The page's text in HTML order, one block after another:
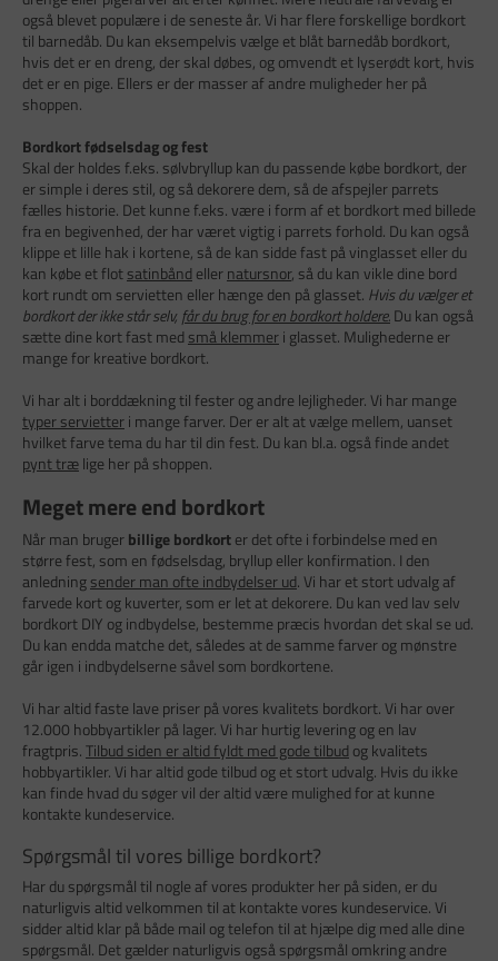
også blevet populære i de seneste år. Vi har flere forskellige bordkort
til barnedåb. Du kan eksempelvis vælge et blåt barnedåb bordkort,
hvis det er en dreng, der skal døbes, og omvendt et lyserødt kort, hvis
det er en pige. Ellers er der masser af andre muligheder her på
shoppen.
Bordkort fødselsdag og fest
Skal der holdes f.eks. sølvbryllup kan du passende købe bordkort, der
er simple i deres stil, og så dekorere dem, så de afspejler parrets
fælles historie. Det kunne f.eks. være i form af et bordkort med billede
fra en begivenhed, der har været vigtig i parrets forhold. Du kan også
klippe et lille hak i kortene, så de kan sidde fast på vinglasset eller du
kan købe et flotsatinbånd ellernatursnor, så du kan vikle dine bord
kort rundt om servietten eller hænge den på glasset. Hvis du vælger et
bordkort der ikke står selv, får du brug for en bordkort holdere.Du kan også
sætte dine kort fast med små klemmeri glasset. Mulighederne er
mange for kreative bordkort.
Vi har alt i borddækning til fester og andre lejligheder. Vi har mange
typer servietteri mange farver. Der er alt at vælge mellem, uanset
hvilket farve tema du har til din fest. Du kan bl.a. også finde andet
pynt trælige her på shoppen.
Meget mere end bordkort
Når man brugerbillige bordkorter det ofte i forbindelse med en
større fest, som en fødselsdag, bryllup eller konfirmation. I den
anledningsender man ofte indbydelser ud. Vi har et stort udvalg af
farvede kort og kuverter, som er let at dekorere. Du kan ved lav selv
bordkort DIY og indbydelse, bestemme præcis hvordan det skal se ud.
Du kan endda matche det, således at de samme farver og mønstre
går igen i indbydelserne såvel som bordkortene.
Vi har altid faste lave priser på vores kvalitets bordkort. Vi har over
12.000 hobbyartikler på lager. Vi har hurtig levering og en lav
fragtpris.Tilbud siden er altid fyldt med gode tilbud og kvalitets
hobbyartikler. Vi har altid gode tilbud og et stort udvalg. Hvis du ikke
kan finde hvad du søger vil der altid være mulighed for at kunne
kontakte kundeservice.
Spørgsmål til vores billige bordkort?
Har du spørgsmål til nogle af vores produkter her på siden, er du
naturligvis altid velkommen til at kontakte vores kundeservice. Vi
sidder altid klar på både mail og telefon til at hjælpe dig med alle dine
spørgsmål. Det gælder naturligvis også spørgsmål omkring andre